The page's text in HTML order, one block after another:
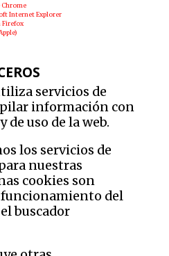
Internet Explorer
Firefox
servicios de
información con
uso de la web.
los servicios de
nuestras
cookies son
funcionamiento del
buscador